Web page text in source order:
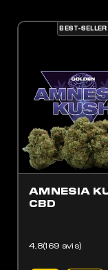
AMNESIA
CBD
4.8(169 avis)
BEST-SELLER
PRODUIT A PLUSIEURS